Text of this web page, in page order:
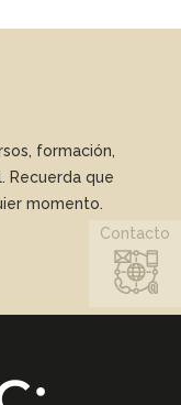
formación,
Recuerda que
momento.
Contacto